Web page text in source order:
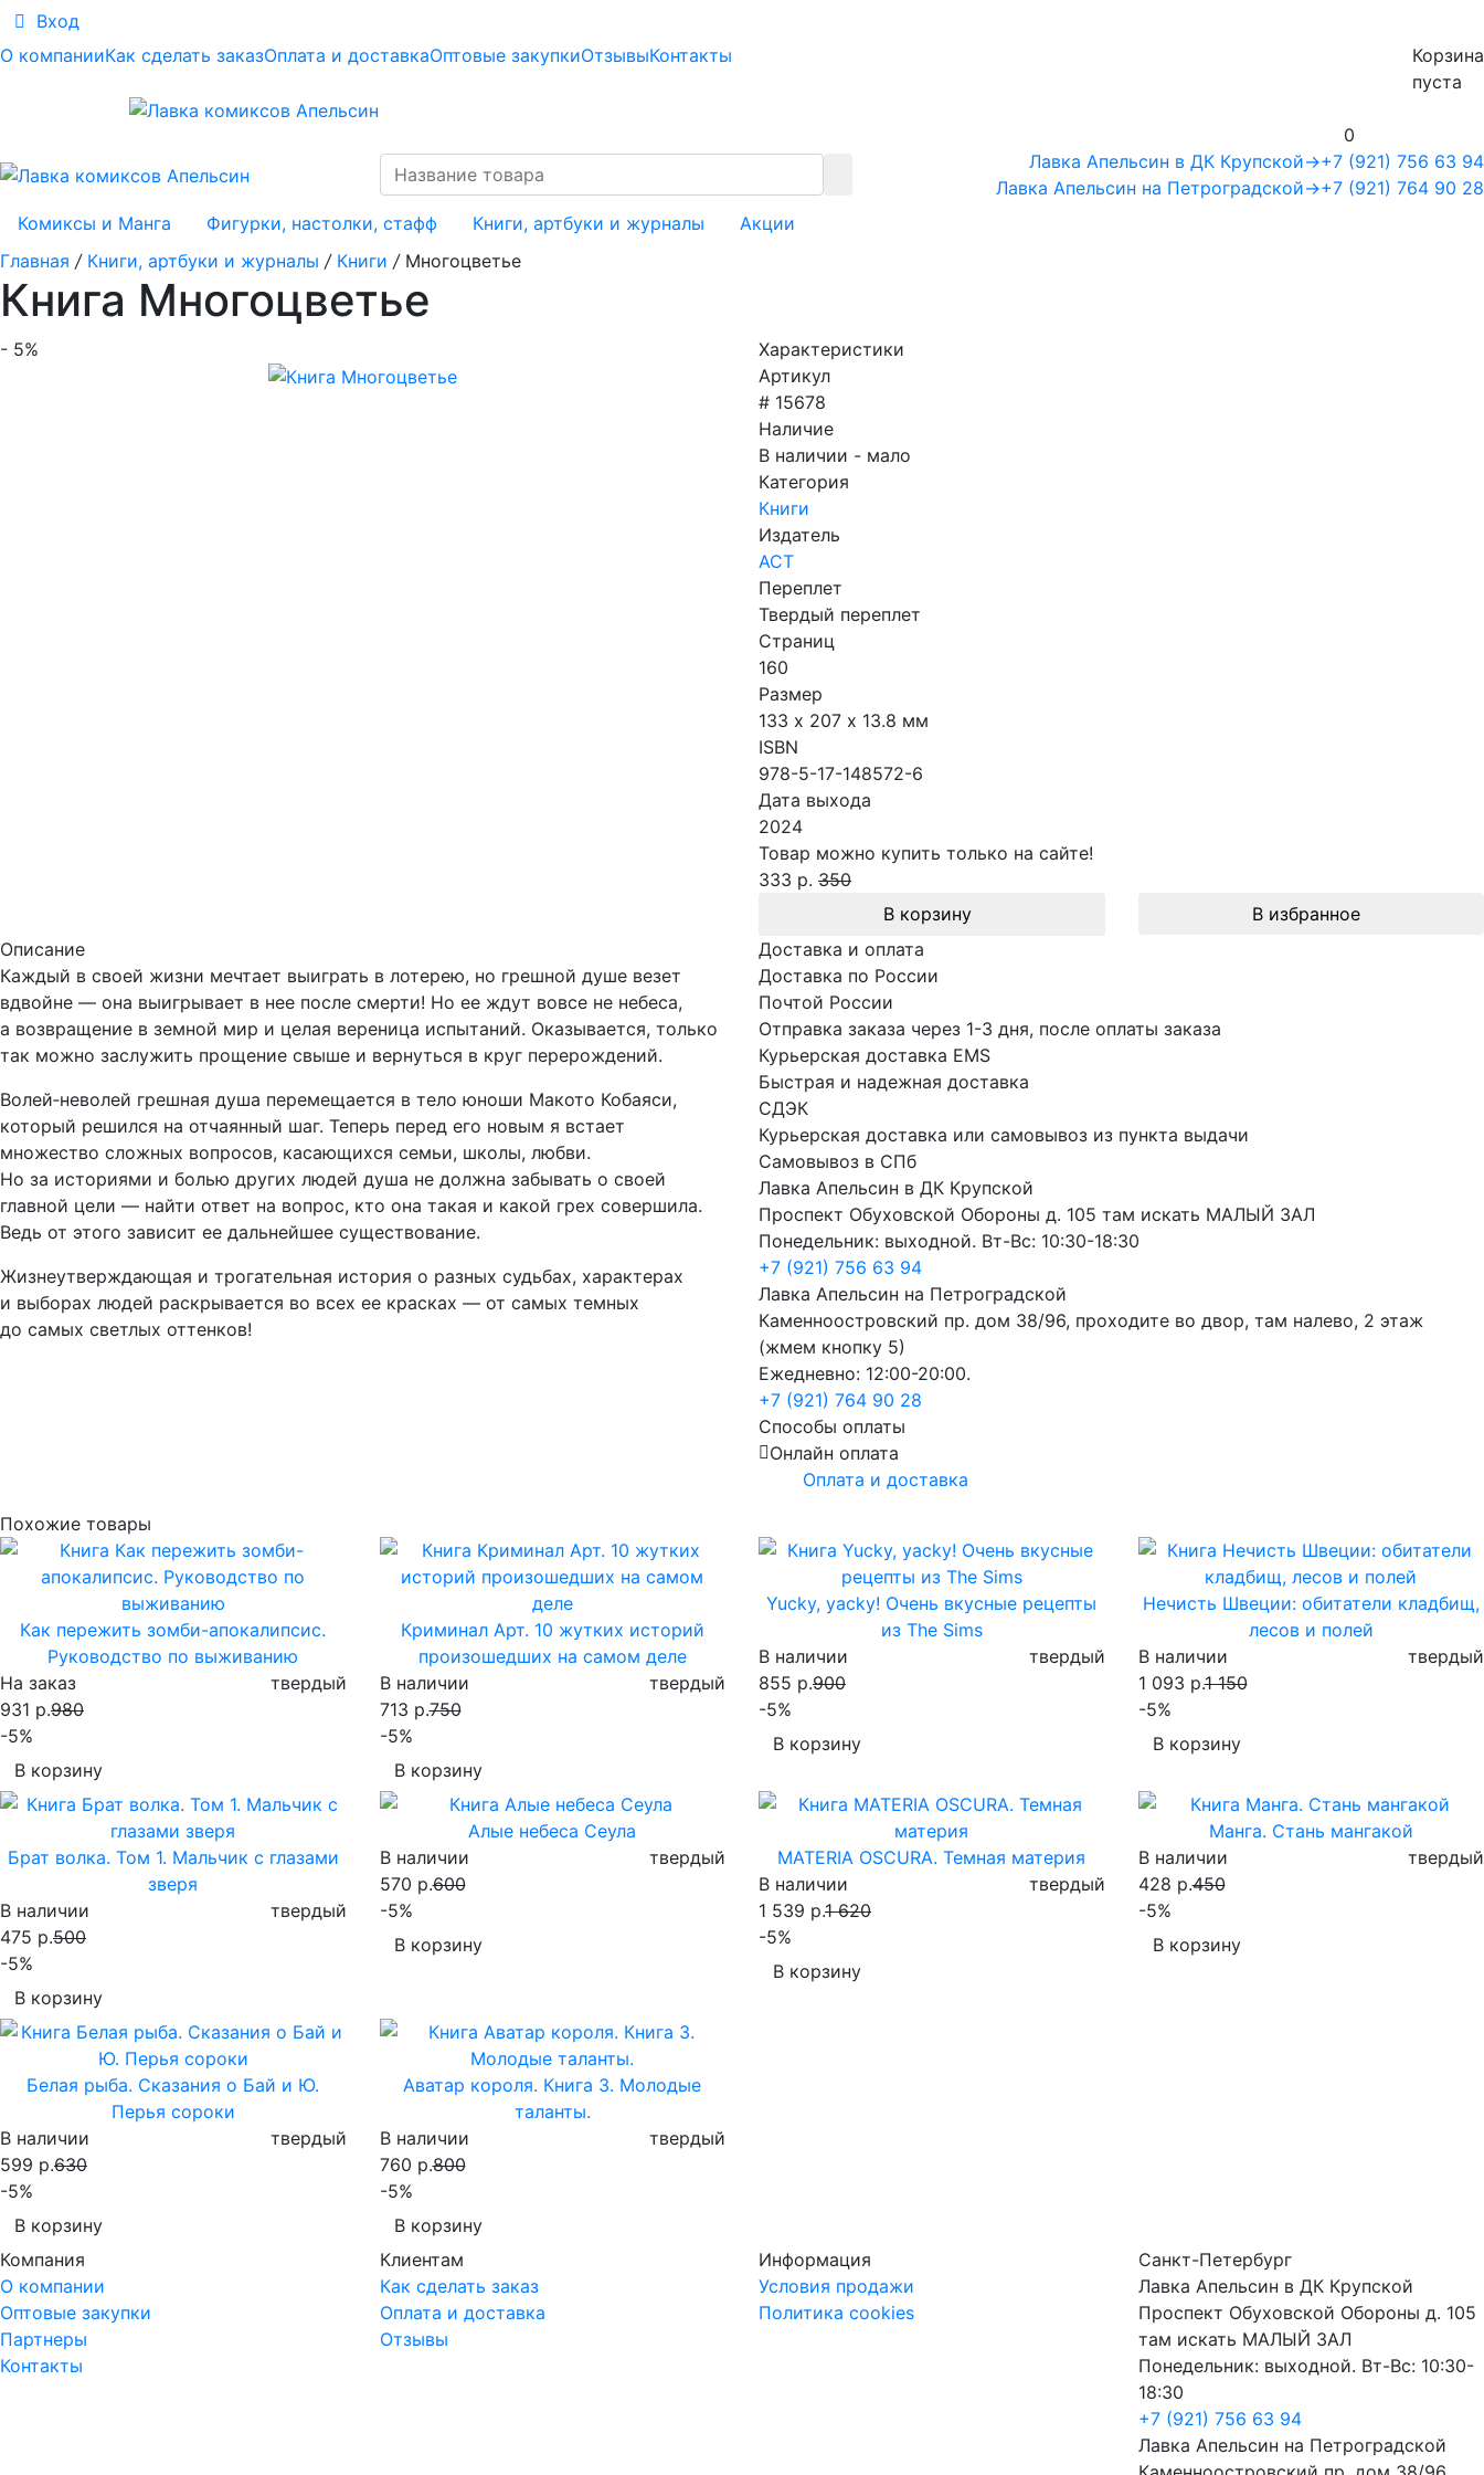
Вход
О компанииКак сделать заказОплата и доставкаОптовые закупкиОтзывыКонтакты
Корзина
пуста
0
+7 (921) 756 63 94
+7 (921) 764 90 28
Лавка Апельсин в ДК Крупской→
Лавка Апельсин на Петроградской→
Комиксы и Манга
Фигурки, настолки, стафф Книги, артбуки и журналы
Акции
Главная / Книги, артбуки и журналы / Книги / Многоцветье
Книга Многоцветье
- 5%
Характеристики
Артикул
# 15678
Наличие
В наличии - мало
Категория
Книги
Издатель
АСТ
Переплет
Твердый переплет
Страниц
160
Размер
133 х 207 x 13.8 мм
ISBN
978-5-17-148572-6
Дата выхода
2024
Товар можно купить только на сайте!
333 р. 350
В корзину
В избранное
Описание
Каждый в своей жизни мечтает выиграть в лотерею, но грешной душе везет
вдвойне — она выигрывает в нее после смерти! Но ее ждут вовсе не небеса,
а возвращение в земной мир и целая вереница испытаний. Оказывается, только
так можно заслужить прощение свыше и вернуться в круг перерождений.
Волей‑неволей грешная душа перемещается в тело юноши Макото Кобаяси,
который решился на отчаянный шаг. Теперь перед его новым я встает
множество сложных вопросов, касающихся семьи, школы, любви.
Но за историями и болью других людей душа не должна забывать о своей
главной цели — найти ответ на вопрос, кто она такая и какой грех совершила.
Ведь от этого зависит ее дальнейшее существование.
Жизнеутверждающая и трогательная история о разных судьбах, характерах
и выборах людей раскрывается во всех ее красках — от самых темных
до самых светлых оттенков!
Доставка и оплата
Доставка по России
Почтой России
Отправка заказа через 1-3 дня, после оплаты заказа
Курьерская доставка EMS
Быстрая и надежная доставка
СДЭК
Курьерская доставка или самовывоз из пункта выдачи
Самовывоз в СПб
Лавка Апельсин в ДК Крупской
Проспект Обуховской Обороны д. 105 там искать МАЛЫЙ ЗАЛ
Понедельник: выходной. Вт-Вс: 10:30-18:30
+7 (921) 756 63 94
Лавка Апельсин на Петроградской
Каменноостровский пр. дом 38/96, проходите во двор, там налево, 2 этаж
(жмем кнопку 5)
Ежедневно: 12:00-20:00.
+7 (921) 764 90 28
Способы оплаты
Онлайн оплата
Оплата и доставка
Похожие товары
Как пережить зомби-апокалипсис.
Руководство по выживанию
На заказ
твердый
931 р.980
-5%
В корзину
Криминал Арт. 10 жутких историй
произошедших на самом деле
В наличии
твердый
713 р.750
-5%
В корзину
Yucky, yacky! Очень вкусные рецепты
из The Sims
В наличии
твердый
855 р.900
-5%
В корзину
Нечисть Швеции: обитатели кладбищ,
лесов и полей
В наличии
твердый
1 093 р.1 150
-5%
В корзину
Брат волка. Том 1. Мальчик с глазами
зверя
В наличии
твердый
475 р.500
-5%
В корзину
Алые небеса Сеула
В наличии
твердый
570 р.600
-5%
В корзину
MATERIA OSCURA. Темная материя
В наличии
твердый
1 539 р.1 620
-5%
В корзину
Манга. Стань мангакой
В наличии
твердый
428 р.450
-5%
В корзину
Белая рыба. Сказания о Бай и Ю.
Перья сороки
В наличии
твердый
599 р.630
-5%
В корзину
Аватар короля. Книга 3. Молодые
таланты.
В наличии
твердый
760 р.800
-5%
В корзину
Компания
О компании
Оптовые закупки
Партнеры
Контакты
Клиентам
Как сделать заказ
Оплата и доставка
Отзывы
Информация
Условия продажи
Политика cookies
Санкт-Петербург
Лавка Апельсин в ДК Крупской
Проспект Обуховской Обороны д. 105
там искать МАЛЫЙ ЗАЛ
Понедельник: выходной. Вт-Вс: 10:30-
18:30
+7 (921) 756 63 94
Лавка Апельсин на Петроградской